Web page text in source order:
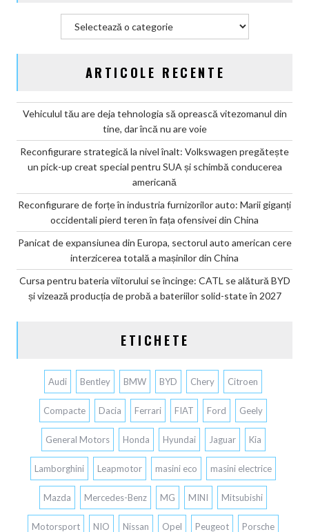
ARTICOLE RECENTE
Vehiculul tău are deja tehnologia să oprească vitezomanul din
tine, dar încă nu are voie
Reconfigurare strategică la nivel înalt: Volkswagen pregătește
un pick-up creat special pentru SUA și schimbă conducerea
americană
Reconfigurare de forțe în industria furnizorilor auto: Marii giganți
occidentali pierd teren în fața ofensivei din China
Panicat de expansiunea din Europa, sectorul auto american cere
interzicerea totală a mașinilor din China
Cursa pentru bateria viitorului se încinge: CATL se alătură BYD
și vizează producția de probă a bateriilor solid-state în 2027
ETICHETE
Audi Bentley BMW BYD Chery Citroen
Compacte Dacia Ferrari FIAT Ford Geely
General Motors Honda Hyundai Jaguar Kia
Lamborghini Leapmotor masini eco masini electrice
Mazda Mercedes-Benz MG MINI Mitsubishi
Motorsport NIO Nissan Opel Peugeot Porsche